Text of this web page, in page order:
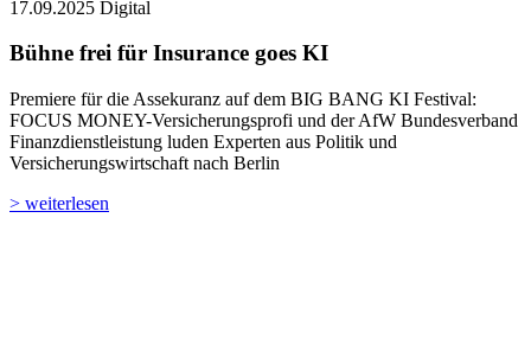
17.09.2025 Digital
Bühne frei für Insurance goes KI
Premiere für die Assekuranz auf dem BIG BANG KI Festival:
FOCUS MONEY-Versicherungsprofi und der AfW Bundesverband
Finanzdienstleistung luden Experten aus Politik und
Versicherungswirtschaft nach Berlin
> weiterlesen